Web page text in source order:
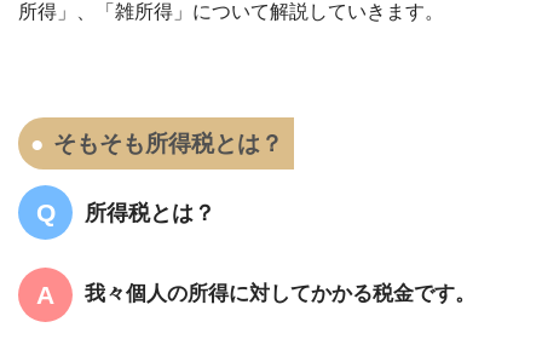
所得」、「雑所得」について解説していきます。
そもそも所得税とは？
所得税とは？
我々個人の所得に対してかかる税金です。